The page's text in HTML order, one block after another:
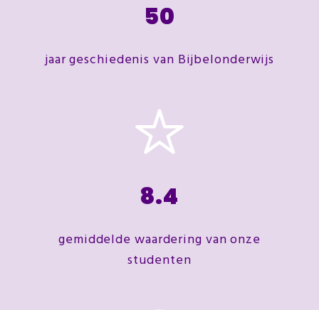
50
jaar geschiedenis van Bijbelonderwijs
8.4
gemiddelde waardering van onze
studenten